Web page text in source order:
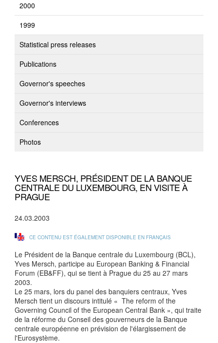
2000
1999
Statistical press releases
Publications
Governor's speeches
Governor's interviews
Conferences
Photos
YVES MERSCH, PRÉSIDENT DE LA BANQUE
CENTRALE DU LUXEMBOURG, EN VISITE À
PRAGUE
24.03.2003
CE CONTENU EST ÉGALEMENT DISPONIBLE EN FRANÇAIS
Le Président de la Banque centrale du Luxembourg (BCL),
Yves Mersch, participe au European Banking & Financial
Forum (EB&FF), qui se tient à Prague du 25 au 27 mars
2003.
Le 25 mars, lors du panel des banquiers centraux, Yves
Mersch tient un discours intitulé « The reform of the
Governing Council of the European Central Bank », qui traite
de la réforme du Conseil des gouverneurs de la Banque
centrale européenne en prévision de l'élargissement de
l'Eurosystème.